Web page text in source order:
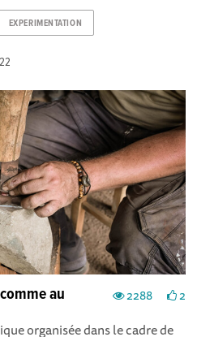
EXPERIMENTATION
2288 2
au
organisée dans le cadre de